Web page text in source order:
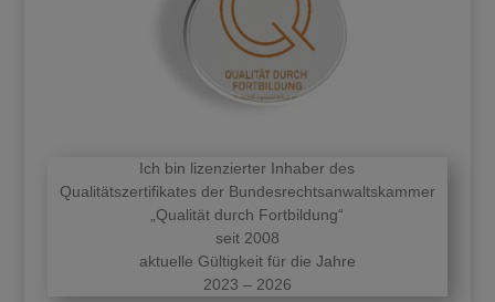
Ich bin lizenzierter Inhaber des
Qualitätszertifikates der Bundesrechtsanwaltskammer
„Qualität durch Fortbildung“
seit 2008
aktuelle Gültigkeit für die Jahre
2023 – 2026